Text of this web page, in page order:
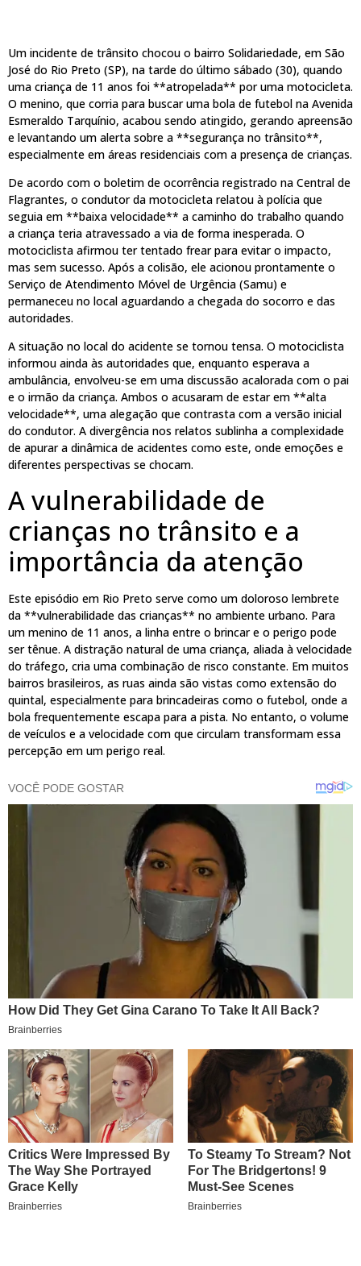
Um incidente de trânsito chocou o bairro Solidariedade, em São
José do Rio Preto (SP), na tarde do último sábado (30), quando
uma criança de 11 anos foi **atropelada** por uma motocicleta.
O menino, que corria para buscar uma bola de futebol na Avenida
Esmeraldo Tarquínio, acabou sendo atingido, gerando apreensão
e levantando um alerta sobre a **segurança no trânsito**,
especialmente em áreas residenciais com a presença de crianças.
De acordo com o boletim de ocorrência registrado na Central de
Flagrantes, o condutor da motocicleta relatou à polícia que
seguia em **baixa velocidade** a caminho do trabalho quando
a criança teria atravessado a via de forma inesperada. O
motociclista afirmou ter tentado frear para evitar o impacto,
mas sem sucesso. Após a colisão, ele acionou prontamente o
Serviço de Atendimento Móvel de Urgência (Samu) e
permaneceu no local aguardando a chegada do socorro e das
autoridades.
A situação no local do acidente se tornou tensa. O motociclista
informou ainda às autoridades que, enquanto esperava a
ambulância, envolveu-se em uma discussão acalorada com o pai
e o irmão da criança. Ambos o acusaram de estar em **alta
velocidade**, uma alegação que contrasta com a versão inicial
do condutor. A divergência nos relatos sublinha a complexidade
de apurar a dinâmica de acidentes como este, onde emoções e
diferentes perspectivas se chocam.
A vulnerabilidade de
crianças no trânsito e a
importância da atenção
Este episódio em Rio Preto serve como um doloroso lembrete
da **vulnerabilidade das crianças** no ambiente urbano. Para
um menino de 11 anos, a linha entre o brincar e o perigo pode
ser tênue. A distração natural de uma criança, aliada à velocidade
do tráfego, cria uma combinação de risco constante. Em muitos
bairros brasileiros, as ruas ainda são vistas como extensão do
quintal, especialmente para brincadeiras como o futebol, onde a
bola frequentemente escapa para a pista. No entanto, o volume
de veículos e a velocidade com que circulam transformam essa
percepção em um perigo real.